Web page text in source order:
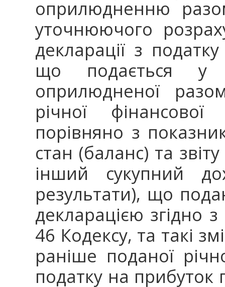
оприлюдненню
уточнюючого
декларації з
що подається у
оприлюдненої
річної
порівняно з
стан (баланс) та
інший сукупний
результати), що
декларацією згідно
46 Кодексу, та такі
раніше поданої
податку на прибуток